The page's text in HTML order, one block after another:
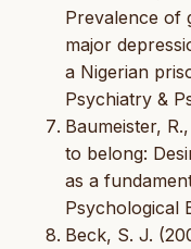
Prevalence of
major
a Nigerian
Psychiatry &
Baumeister,
to belong:
as a
Psychological
Beck, S. J.